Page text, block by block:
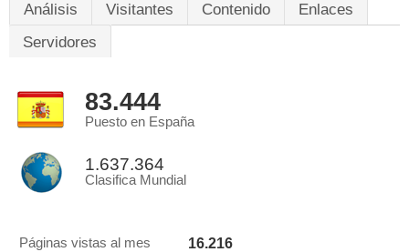
Análisis Visitantes Contenido
Enlaces
Servidores
83.444
Puesto en España
1.637.364
Clasifica Mundial
Páginas vistas al mes 16.216